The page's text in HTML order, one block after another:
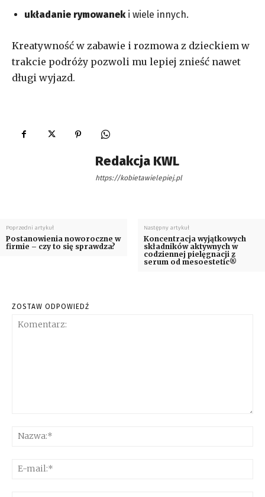
układanie rymowanek i wiele innych.
Kreatywność w zabawie i rozmowa z dzieckiem w
trakcie podróży pozwoli mu lepiej znieść nawet
długi wyjazd.
Redakcja KWL
https://kobietawielepiej.pl
Poprzedni artykuł
Postanowienia noworoczne w
firmie – czy to się sprawdza?
Następny artykuł
Koncentracja wyjątkowych
składników aktywnych w
codziennej pielęgnacji z
serum od mesoestetic®
ZOSTAW ODPOWIEDŹ